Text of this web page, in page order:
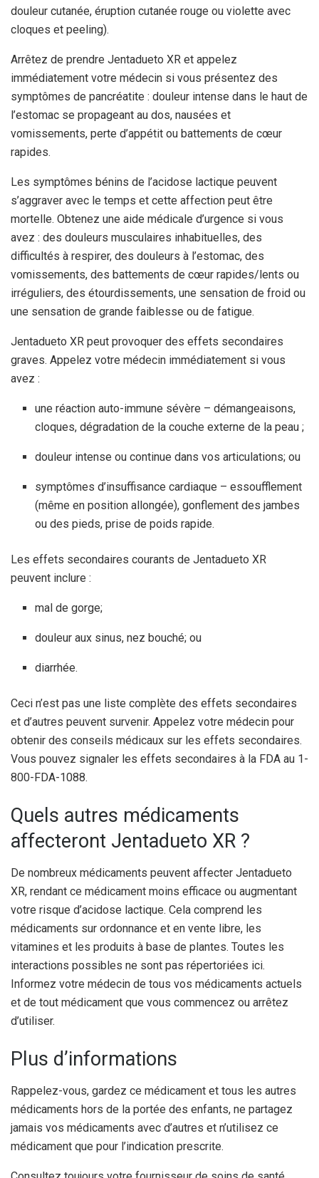
douleur cutanée, éruption cutanée rouge ou violette avec
cloques et peeling).
Arrêtez de prendre Jentadueto XR et appelez
immédiatement votre médecin si vous présentez des
symptômes de pancréatite : douleur intense dans le haut de
l’estomac se propageant au dos, nausées et
vomissements, perte d’appétit ou battements de cœur
rapides.
Les symptômes bénins de l’acidose lactique peuvent
s’aggraver avec le temps et cette affection peut être
mortelle. Obtenez une aide médicale d’urgence si vous
avez : des douleurs musculaires inhabituelles, des
difficultés à respirer, des douleurs à l’estomac, des
vomissements, des battements de cœur rapides/lents ou
irréguliers, des étourdissements, une sensation de froid ou
une sensation de grande faiblesse ou de fatigue.
Jentadueto XR peut provoquer des effets secondaires
graves. Appelez votre médecin immédiatement si vous
avez :
une réaction auto-immune sévère – démangeaisons,
cloques, dégradation de la couche externe de la peau ;
douleur intense ou continue dans vos articulations; ou
symptômes d’insuffisance cardiaque – essoufflement
(même en position allongée), gonflement des jambes
ou des pieds, prise de poids rapide.
Les effets secondaires courants de Jentadueto XR
peuvent inclure :
mal de gorge;
douleur aux sinus, nez bouché; ou
diarrhée.
Ceci n’est pas une liste complète des effets secondaires
et d’autres peuvent survenir. Appelez votre médecin pour
obtenir des conseils médicaux sur les effets secondaires.
Vous pouvez signaler les effets secondaires à la FDA au 1-
800-FDA-1088.
Quels autres médicaments
affecteront Jentadueto XR ?
De nombreux médicaments peuvent affecter Jentadueto
XR, rendant ce médicament moins efficace ou augmentant
votre risque d’acidose lactique. Cela comprend les
médicaments sur ordonnance et en vente libre, les
vitamines et les produits à base de plantes. Toutes les
interactions possibles ne sont pas répertoriées ici.
Informez votre médecin de tous vos médicaments actuels
et de tout médicament que vous commencez ou arrêtez
d’utiliser.
Plus d’informations
Rappelez-vous, gardez ce médicament et tous les autres
médicaments hors de la portée des enfants, ne partagez
jamais vos médicaments avec d’autres et n’utilisez ce
médicament que pour l’indication prescrite.